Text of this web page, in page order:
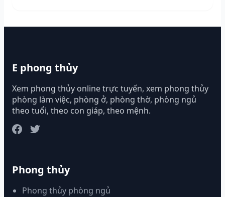
E phong thủy
Xem phong thủy online trực tuyến, xem phong thủy
phòng làm việc, phòng ở, phòng thờ, phòng ngủ
theo tuổi, theo con giáp, theo mệnh.
Phong thủy
Phong thủy phòng ngủ